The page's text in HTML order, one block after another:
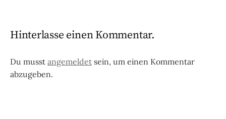
Hinterlasse einen Kommentar.
Du musst angemeldet sein, um einen Kommentar
abzugeben.